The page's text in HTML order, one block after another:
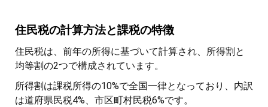
住民税の計算方法と課税の特徴
住民税は、前年の所得に基づいて計算され、所得割と
均等割の2つで構成されています。
所得割は課税所得の10%で全国一律となっており、内訳
は道府県民税4%、市区町村民税6%です。